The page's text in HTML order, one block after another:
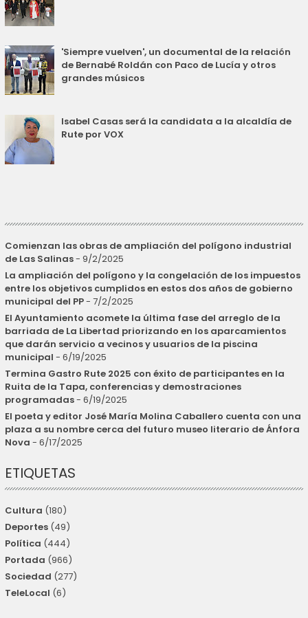
'Siempre vuelven', un documental de la relación
de Bernabé Roldán con Paco de Lucía y otros
grandes músicos
Isabel Casas será la candidata a la alcaldía de
Rute por VOX
Comienzan las obras de ampliación del polígono industrial
de Las Salinas- 9/2/2025
La ampliación del polígono y la congelación de los impuestos
entre los objetivos cumplidos en estos dos años de gobierno
municipal del PP- 7/2/2025
El Ayuntamiento acomete la última fase del arreglo de la
barriada de La Libertad priorizando en los aparcamientos
que darán servicio a vecinos y usuarios de la piscina
municipal - 6/19/2025
Termina Gastro Rute 2025 con éxito de participantes en la
Ruita de la Tapa, conferencias y demostraciones
programadas- 6/19/2025
El poeta y editor José María Molina Caballero cuenta con una
plaza a su nombre cerca del futuro museo literario de Ánfora
Nova - 6/17/2025
ETIQUETAS
Cultura (180)
Deportes (49)
Política (444)
Portada (966)
Sociedad (277)
TeleLocal (6)